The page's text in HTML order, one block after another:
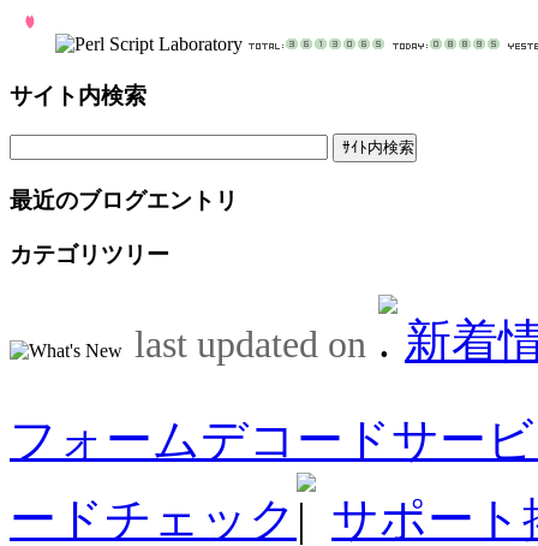
サイト内検索
最近のブログエントリ
カテゴリツリー
last updated on
新着
フォームデコードサー
ードチェック
サポート